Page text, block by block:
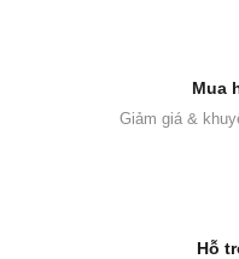
Mua
Giảm giá &
Hỗ